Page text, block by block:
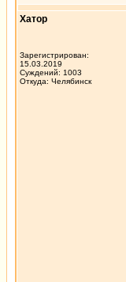
Хатор
Зарегистрирован:
15.03.2019
Суждений: 1003
Откуда: Челябинск